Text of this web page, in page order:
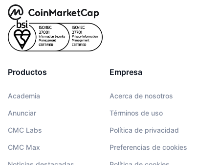
Productos
Academia
Anunciar
CMC Labs
CMC Max
Empresa
Acerca de nosotros
Términos de uso
Política de privacidad
Preferencias de cookies